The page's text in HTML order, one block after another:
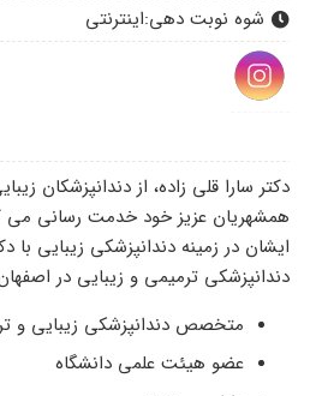
شوه نوبت دهی:اینترنتی
دکتر سارا قلی زاده، از دندانپزشکان
همشهریان عزیز خود خدمت رسانی می
ایشان در زمینه دندانپزشکی زیبایی
دندانپزشکی ترمیمی و زیبایی در
متخصص دندانپزشکی زیبایی و
عضو هیئت علمی دانشگاه